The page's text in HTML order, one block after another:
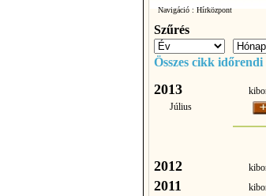
Navigáció : Hírközpont
Szűrés
Összes cikk
2013
Július
2012
2011